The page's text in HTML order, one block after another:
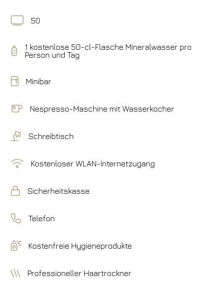
50
1 kostenlose 50-cl-Flasche Mineralwasser pro
Person und Tag
Minibar
Nespresso-Maschine mit Wasserkocher
Schreibtisch
Kostenloser WLAN-Internetzugang
Sicherheitskasse
Telefon
Kostenfreie Hygieneprodukte
Professioneller Haartrockner